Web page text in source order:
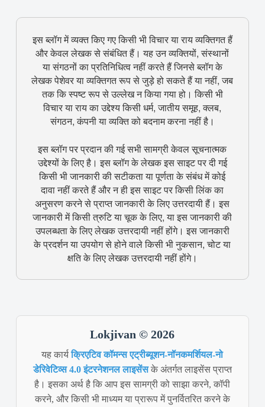
इस ब्लॉग में व्यक्त किए गए किसी भी विचार या राय व्यक्तिगत हैं
और केवल लेखक से संबंधित हैं। यह उन व्यक्तियों, संस्थानों
या संगठनों का प्रतिनिधित्व नहीं करते हैं जिनसे ब्लॉग के
लेखक पेशेवर या व्यक्तिगत रूप से जुड़े हो सकते हैं या नहीं, जब
तक कि स्पष्ट रूप से उल्लेख न किया गया हो। किसी भी
विचार या राय का उद्देश्य किसी धर्म, जातीय समूह, क्लब,
संगठन, कंपनी या व्यक्ति को बदनाम करना नहीं है।
इस ब्लॉग पर प्रदान की गई सभी सामग्री केवल सूचनात्मक
उद्देश्यों के लिए है। इस ब्लॉग के लेखक इस साइट पर दी गई
किसी भी जानकारी की सटीकता या पूर्णता के संबंध में कोई
दावा नहीं करते हैं और न ही इस साइट पर किसी लिंक का
अनुसरण करने से प्राप्त जानकारी के लिए उत्तरदायी हैं। इस
जानकारी में किसी त्रुटि या चूक के लिए, या इस जानकारी की
उपलब्धता के लिए लेखक उत्तरदायी नहीं होंगे। इस जानकारी
के प्रदर्शन या उपयोग से होने वाले किसी भी नुकसान, चोट या
क्षति के लिए लेखक उत्तरदायी नहीं होंगे।
Lokjivan © 2026
यह कार्यक्रिएटिव कॉमन्स एट्रीब्यूशन-नॉनकमर्शियल-नो
डेरिवेटिव्स 4.0 इंटरनेशनल लाइसेंसके अंतर्गत लाइसेंस प्राप्त
है। इसका अर्थ है कि आप इस सामग्री को साझा करने, कॉपी
करने, और किसी भी माध्यम या प्रारूप में पुनर्वितरित करने के